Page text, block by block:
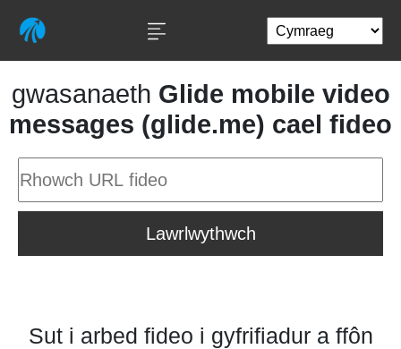
gwasanaeth Glide mobile video
messages (glide.me) cael fideo
Lawrlwythwch
Sut i arbed fideo i gyfrifiadur a ffôn